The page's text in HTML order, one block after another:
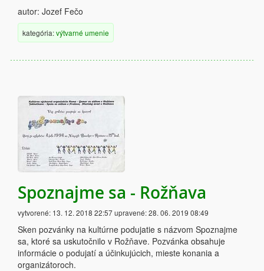
autor: Jozef Fečo
kategória:výtvarné umenie
Spoznajme sa - Rožňava
vytvorené: 13. 12. 2018 22:57upravené:28. 06. 2019 08:49
Sken pozvánky na kultúrne podujatie s názvom Spoznajme
sa, ktoré sa uskutočnilo v Rožňave. Pozvánka obsahuje
informácie o podujatí a účinkujúcich, mieste konania a
organizátoroch.